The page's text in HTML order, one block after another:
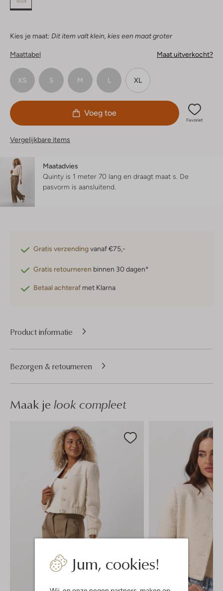
Jum, cookies!
Kies je maat: Dit item valt klein, kies een maat groter
Maattabel Maat uitverkocht?
XS S M L XL
Voeg toe
Favoriet
Vergelijkbare items
Maatadvies
Quinty is 1 meter 70 lang en draagt maat s. De
pasvorm is aansluitend
Gratis verzendingvanaf €75,-
Gratis retourneren binnen 30 dagen*
Betaal achteraf met Klarna
Product informatie
Bezorgen & retourneren
Maak je look compleet